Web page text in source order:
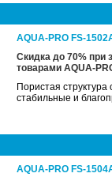
AQUA-PRO FS-
Скидка до 70% при
товарами AQUA-
Пористая
стабильные и
AQUA-PRO FS-